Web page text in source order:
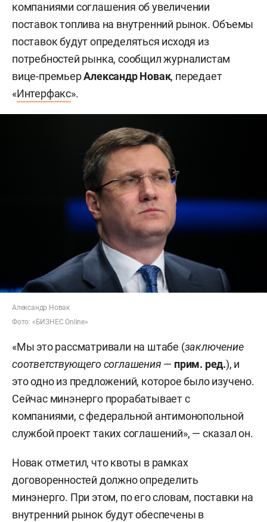
компаниями соглашения об увеличении
поставок топлива на внутренний рынок. Объемы
поставок будут определяться исходя из
потребностей рынка, сообщил журналистам
вице-премьерАлександр Новак, передает
«Интерфакс».
Александр Новак
Фото: «БИЗНЕС Online»
«Мы это рассматривали на штабе (заключение
соответствующего соглашения — прим. ред.), и
это одно из предложений, которое было изучено.
Сейчас минэнерго прорабатывает с
компаниями, с федеральной антимонопольной
службой проект таких соглашений», — сказал он.
Новак отметил, что квоты в рамках
договоренностей должно определить
минэнерго. При этом, по его словам, поставки на
внутренний рынок будут обеспечены в